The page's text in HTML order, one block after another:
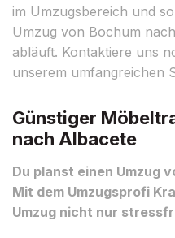
im Umzugsbereich und
Umzug von Bochum
abläuft. Kontaktiere uns
unserem umfangreichen
Günstiger
nach Albacete
Du planst einen Umzug
Mit dem Umzugsprofi
Umzug nicht nur